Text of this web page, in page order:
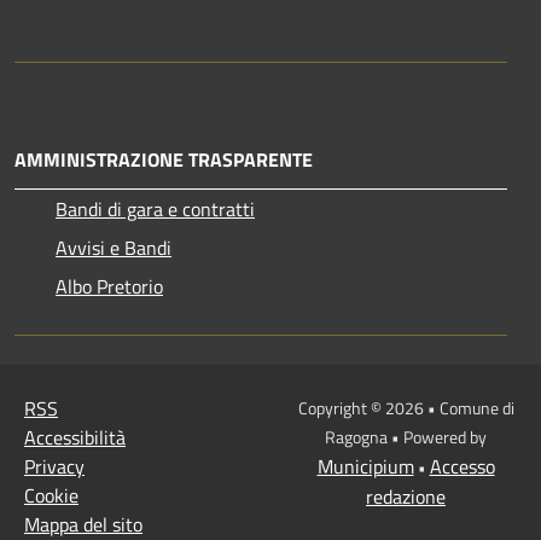
AMMINISTRAZIONE TRASPARENTE
Bandi di gara e contratti
Avvisi e Bandi
Albo Pretorio
RSS
Accessibilità
Privacy
Cookie
Mappa del sito
Copyright © 2026 • Comune di
Ragogna • Powered by
Municipium• Accesso
redazione